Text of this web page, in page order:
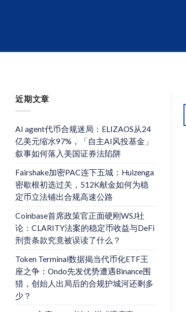
近期文章
AI agent代币合规迷局：ELIZAOS从24
亿美元缩水97%，「自主AI风投基金」
叙事如何落入美国证券法陷阱
Fairshake加密PAC连下五城：Huizenga
密歇根初选过关，512K献金如何为稳
定币立法铺出合规高速公路
Coinbase首席政策官正面硬刚WSJ社
论：CLARITY法案的稳定币收益与DeFi
刑责条款究竟被误读了什么？
Token Terminal数据揭当代币化ETF王
座之争：Ondo先发优势遭遇Binance围
猎，创始人出局后的合规护城河还剩多
少？